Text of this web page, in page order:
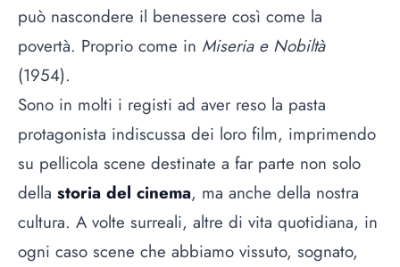
può nascondere il benessere così come la
povertà. Proprio come in Miseria e Nobiltà
(1954).
Sono in molti i registi ad aver reso la pasta
protagonista indiscussa dei loro film, imprimendo
su pellicola scene destinate a far parte non solo
della storia del cinema, ma anche della nostra
cultura. A volte surreali, altre di vita quotidiana, in
ogni caso scene che abbiamo vissuto, sognato,